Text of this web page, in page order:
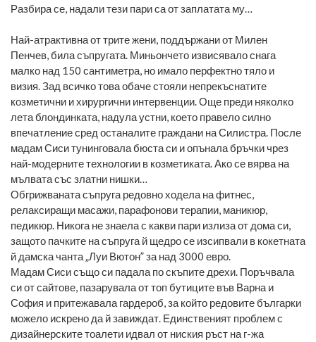
Разбира се, надали тези пари са от заплатата му…
Най-атрактивна от трите жени, поддържани от Милен
Пенчев, била съпругата. Миньончето извисявало снага
малко над 150 сантиметра, но имало перфектно тяло и
визия. Зад всичко това обаче стояли непрекъснатите
козметични и хирургични интервенции. Още преди няколко
лета блондинката, надула устни, което правело силно
впечатление сред останалите граждани на Силистра. После
мадам Сиси тунинговала бюста си и опънала бръчки чрез
най-модерните технологии в козметиката. Ако се вярва на
мълвата със златни нишки…
Обгрижваната съпруга редовно ходела на фитнес,
релаксиращи масажи, парафонови терапии, маникюр,
педикюр. Никога не знаела с какви пари излиза от дома си,
защото пачките на съпруга й щедро се изсипвали в кокетната
й дамска чанта „Луи Вютон” за над 3000 евро.
Мадам Сиси също си падала по скъпите дрехи. Поръчвала
си от сайтове, пазарувала от топ бутиците във Варна и
София и притежавала гардероб, за който редовите българки
можело искрено да й завиждат. Единственият проблем с
дизайнерските тоалети идвал от ниския ръст на г-жа